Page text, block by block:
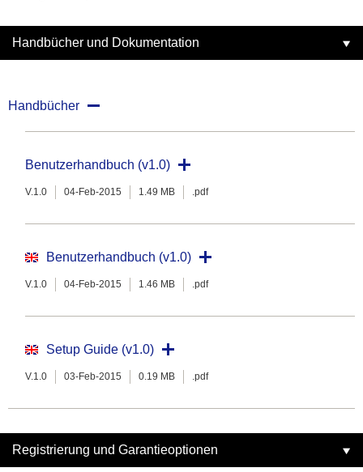
Handbücher und Dokumentation
Handbücher
Benutzerhandbuch (v1.0)
V.1.0 04-Feb-2015 1.49 MB .pdf
Benutzerhandbuch (v1.0)
V.1.0 04-Feb-2015 1.46 MB .pdf
Setup Guide (v1.0)
V.1.0 03-Feb-2015 0.19 MB .pdf
Registrierung und Garantieoptionen